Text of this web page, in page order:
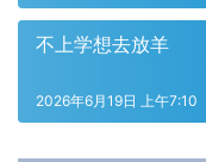
不上学想去放羊
2026年6月19日 上午7:10